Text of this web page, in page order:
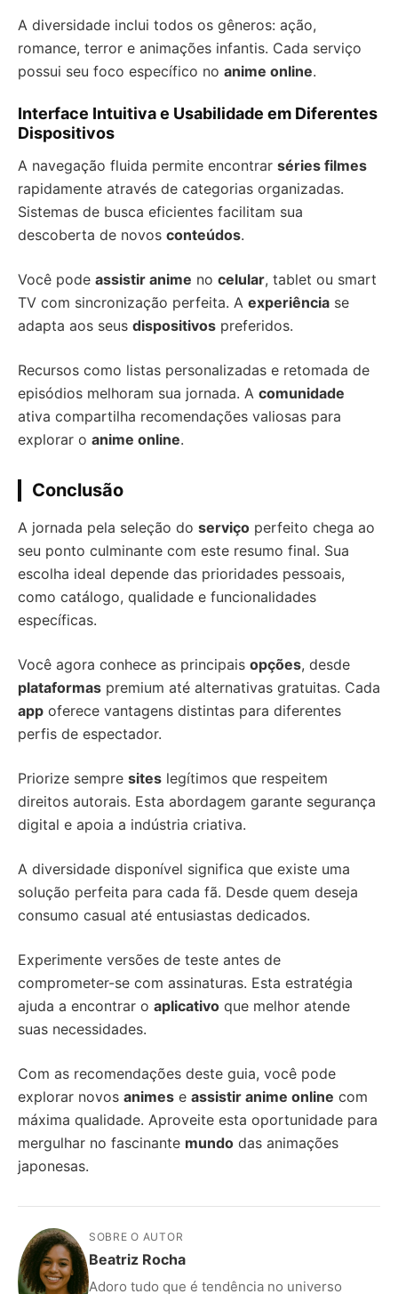
A diversidade inclui todos os gêneros: ação,
romance, terror e animações infantis. Cada serviço
possui seu foco específico no anime online.
Interface Intuitiva e Usabilidade em Diferentes
Dispositivos
A navegação fluida permite encontrar séries filmes
rapidamente através de categorias organizadas.
Sistemas de busca eficientes facilitam sua
descoberta de novos conteúdos.
Você pode assistir anime no celular, tablet ou smart
TV com sincronização perfeita. A experiência se
adapta aos seus dispositivos preferidos.
Recursos como listas personalizadas e retomada de
episódios melhoram sua jornada. A comunidade
ativa compartilha recomendações valiosas para
explorar o anime online.
Conclusão
A jornada pela seleção do serviço perfeito chega ao
seu ponto culminante com este resumo final. Sua
escolha ideal depende das prioridades pessoais,
como catálogo, qualidade e funcionalidades
específicas.
Você agora conhece as principais opções, desde
plataformas premium até alternativas gratuitas. Cada
app oferece vantagens distintas para diferentes
perfis de espectador.
Priorize sempre sites legítimos que respeitem
direitos autorais. Esta abordagem garante segurança
digital e apoia a indústria criativa.
A diversidade disponível significa que existe uma
solução perfeita para cada fã. Desde quem deseja
consumo casual até entusiastas dedicados.
Experimente versões de teste antes de
comprometer-se com assinaturas. Esta estratégia
ajuda a encontrar o aplicativo que melhor atende
suas necessidades.
Com as recomendações deste guia, você pode
explorar novos animes e assistir anime online com
máxima qualidade. Aproveite esta oportunidade para
mergulhar no fascinante mundo das animações
japonesas.
SOBRE O AUTOR
Beatriz Rocha
Adoro tudo que é tendência no universo